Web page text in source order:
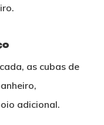
as cubas de
adicional.